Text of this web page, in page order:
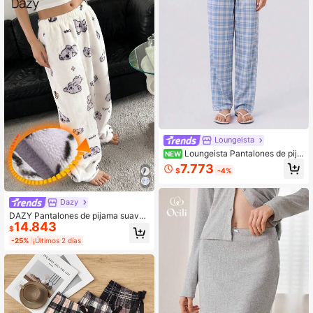
Dazy
DAZY Pantalones de pijama suaves
y esponjosos con estampado de ko
alas, forrados térmicos para otoño e
invierno, cómodos
$14.843
-25% ¡Últimos 2 días
Loungeista
NEW Loungeista Pantalones de pija
ma rectos de cintura elástica con e
stampado de cuadros rosas para m
$7.773 -4%